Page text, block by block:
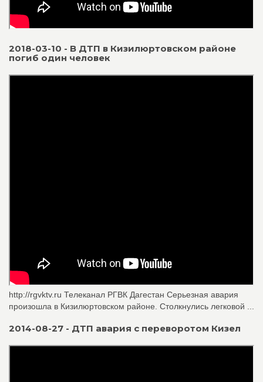
2018-03-10 - В ДТП в Кизилюртовском районе
погиб один человек
http://rgvktv.ru Телеканал РГВК Дагестан Серьезная авария
произошла в Кизилюртовском районе. Столкнулись легковой ...
2014-08-27 - ДТП авария с переворотом Кизел